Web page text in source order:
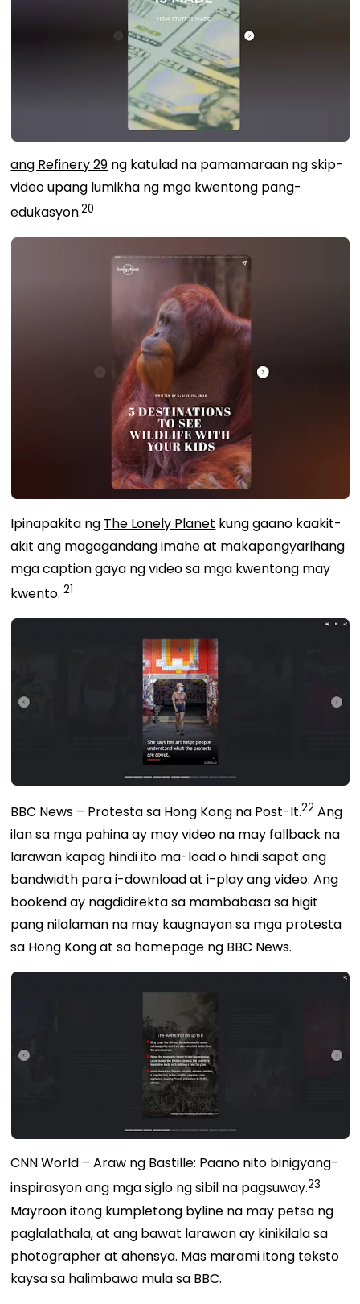
ang Refinery 29 ng katulad na pamamaraan ng skip-
video upang lumikha ng mga kwentong pang-
edukasyon.20
Ipinapakita ng The Lonely Planet kung gaano kaakit-
akit ang magagandang imahe at makapangyarihang
mga caption gaya ng video sa mga kwentong may
kwento. 21
BBC News – Protesta sa Hong Kong na Post-It.22 Ang
ilan sa mga pahina ay may video na may fallback na
larawan kapag hindi ito ma-load o hindi sapat ang
bandwidth para i-download at i-play ang video. Ang
bookend ay nagdidirekta sa mambabasa sa higit
pang nilalaman na may kaugnayan sa mga protesta
sa Hong Kong at sa homepage ng BBC News.
CNN World – Araw ng Bastille: Paano nito binigyang-
inspirasyon ang mga siglo ng sibil na pagsuway.23
Mayroon itong kumpletong byline na may petsa ng
paglalathala, at ang bawat larawan ay kinikilala sa
photographer atahensya. Mas marami itong teksto
kaysa sa halimbawa mula sa BBC.